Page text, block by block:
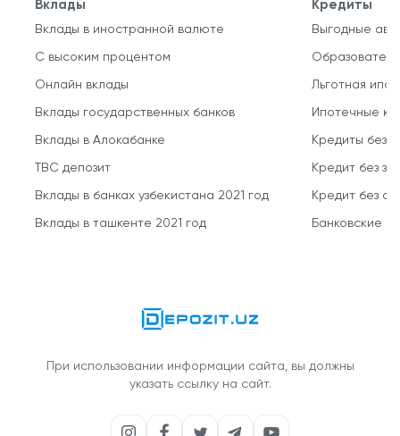
Вклады
Вклады в иностранной валюте
С высоким процентом
Онлайн вклады
Вклады государственных банков
Вклады в Алокабанке
TBC депозит
Вклады в банках узбекистана 2021 год
Вклады в ташкенте 2021 год
Кредиты
Выгодные
Льготная
Ипотечные
Кредиты без
Кредит без
Кредит без
Банковские
При использовании информации сайта, вы должны
указать ссылку на сайт.